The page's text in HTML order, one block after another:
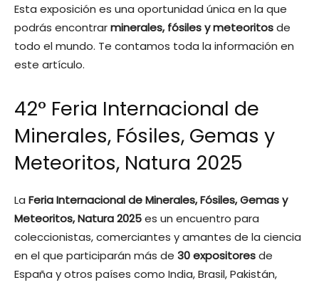
Esta exposición es una oportunidad única en la que
podrás encontrarminerales, fósiles y meteoritosde
todo el mundo. Te contamos toda la información en
este artículo.
42° Feria Internacional de
Minerales, Fósiles, Gemas y
Meteoritos, Natura 2025
La Feria Internacional de Minerales, Fósiles, Gemas y
Meteoritos, Natura 2025es un encuentro para
coleccionistas, comerciantes y amantes de la ciencia
en el que participarán más de 30 expositoresde
España y otros países como India, Brasil, Pakistán,